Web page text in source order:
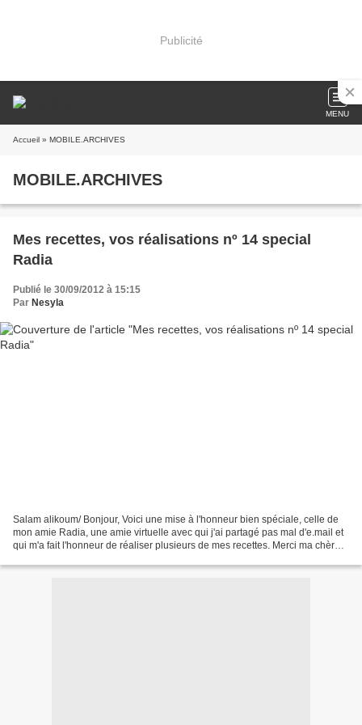
Publicité
MENU
Accueil » MOBILE.ARCHIVES
MOBILE.ARCHIVES
Mes recettes, vos réalisations nº 14 special
Radia
Publié le 30/09/2012 à 15:15
Par Nesyla
Salam alikoum/ Bonjour, Voici une mise à l'honneur bien spéciale, celle de
mon amie Radia, une amie virtuelle avec qui j'ai partagé pas mal d'e.mail et
qui m'a fait l'honneur de réaliser plusieurs de mes recettes. Merci ma chère